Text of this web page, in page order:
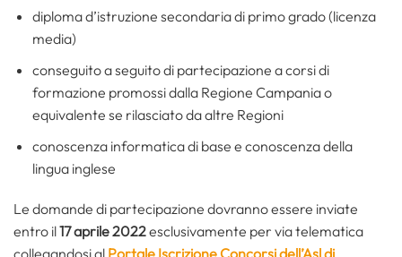
diploma d’istruzione secondaria di primo grado (licenza
media)
conseguito a seguito di partecipazione a corsi di
formazione promossi dalla Regione Campania o
equivalente se rilasciato da altre Regioni
conoscenza informatica di base e conoscenza della
lingua inglese
Le domande di partecipazione dovranno essere inviate
entro il17 aprile 2022esclusivamente per via telematica